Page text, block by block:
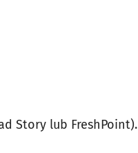
Story lub FreshPoint).